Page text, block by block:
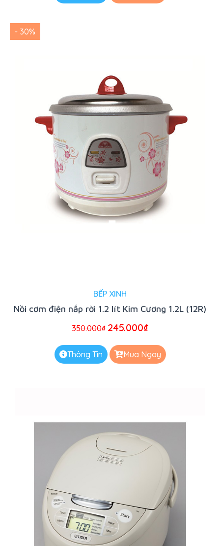
- 30%
BẾP XINH
Nồi cơm điện nắp rời 1.2 lít Kim Cương 1.2L (12R)
350.000₫ 245.000₫
Thông Tin Mua Ngay